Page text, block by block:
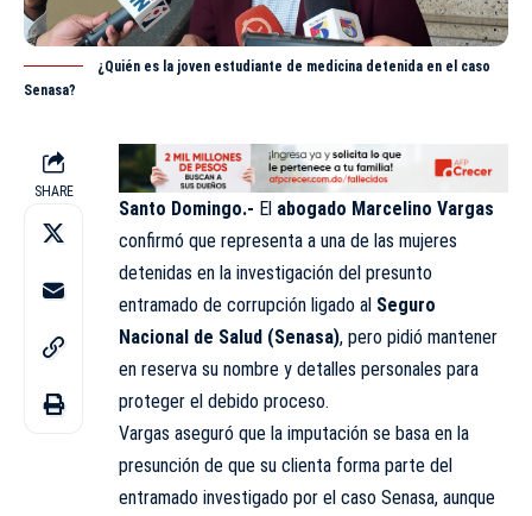
¿Quién es la joven estudiante de medicina detenida en el caso
Senasa?
SHARE
Santo Domingo.- El abogado Marcelino Vargas
confirmó que representa a una de las mujeres
detenidas en la investigación del presunto
entramado de corrupción ligado al Seguro
Nacional de Salud (Senasa), pero pidió mantener
en reserva su nombre y detalles personales para
proteger el debido proceso.
Vargas aseguró que la imputación se basa en la
presunción de que su clienta forma parte del
entramado investigado por el caso Senasa, aunque